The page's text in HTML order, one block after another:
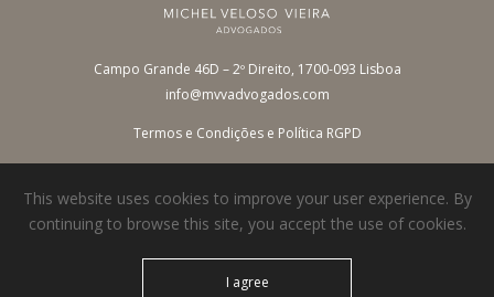
Campo Grande 46D – 2º Direito, 1700-093 Lisboa
info@mvvadvogados.com
Termos e Condições e Política RGPD
This website uses cookies to improve your user experience. By
continuing to browse this site, you accept the use of cookies.
I agree